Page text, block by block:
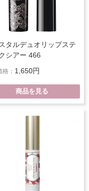
タルデュオリップステ
シアー 466
： 1,650円
商品を見る